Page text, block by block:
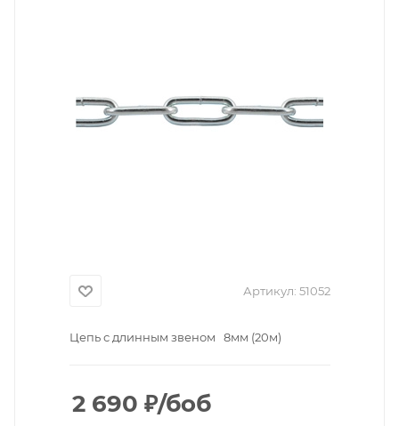
Артикул: 51052
Цепь с длинным звеном 8мм (20м)
2 690 ₽/боб